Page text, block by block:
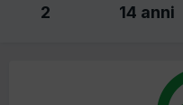
2 14 anni